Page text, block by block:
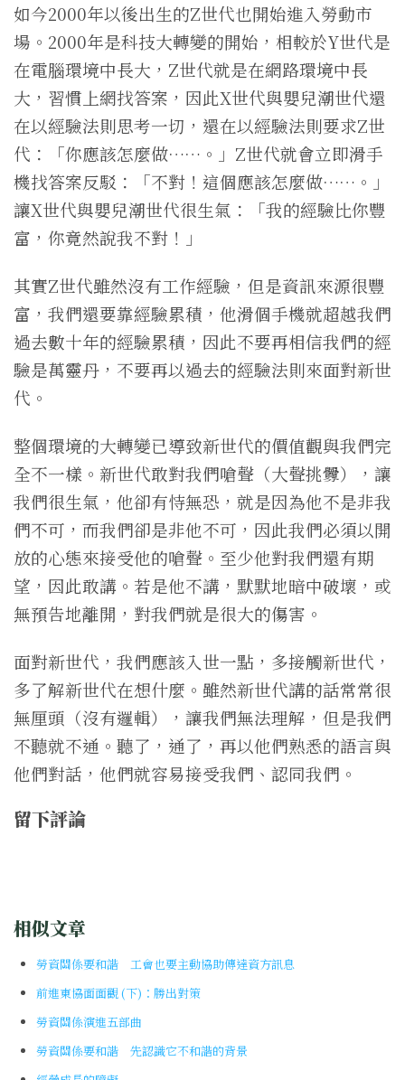
如今2000年以後出生的Z世代也開始進入勞動市
場。2000年是科技大轉變的開始，相較於Y世代是
在電腦環境中長大，Z世代就是在網路環境中長
大，習慣上網找答案，因此X世代與嬰兒潮世代還
在以經驗法則思考一切，還在以經驗法則要求Z世
代：「你應該怎麼做……。」Z世代就會立即滑手
機找答案反駁：「不對！這個應該怎麼做……。」
讓X世代與嬰兒潮世代很生氣：「我的經驗比你豐
富，你竟然說我不對！」
其實Z世代雖然沒有工作經驗，但是資訊來源很豐
富，我們還要靠經驗累積，他滑個手機就超越我們
過去數十年的經驗累積，因此不要再相信我們的經
驗是萬靈丹，不要再以過去的經驗法則來面對新世
代。
整個環境的大轉變已導致新世代的價值觀與我們完
全不一樣。新世代敢對我們嗆聲（大聲挑釁），讓
我們很生氣，他卻有恃無恐，就是因為他不是非我
們不可，而我們卻是非他不可，因此我們必須以開
放的心態來接受他的嗆聲。至少他對我們還有期
望，因此敢講。若是他不講，默默地暗中破壞，或
無預告地離開，對我們就是很大的傷害。
面對新世代，我們應該入世一點，多接觸新世代，
多了解新世代在想什麼。雖然新世代講的話常常很
無厘頭（沒有邏輯），讓我們無法理解，但是我們
不聽就不通。聽了，通了，再以他們熟悉的語言與
他們對話，他們就容易接受我們、認同我們。
留下評論
相似文章
勞資關係要和諧 工會也要主動協助傳達資方訊息
前進東協面面觀 (下)：勝出對策
勞資關係演進五部曲
勞資關係要和諧 先認識它不和諧的背景